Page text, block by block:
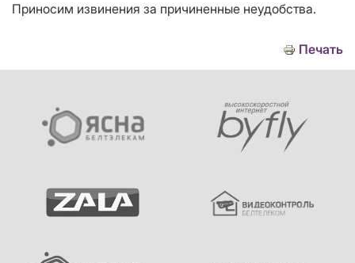
Приносим извинения за причиненные неудобства.
Печать